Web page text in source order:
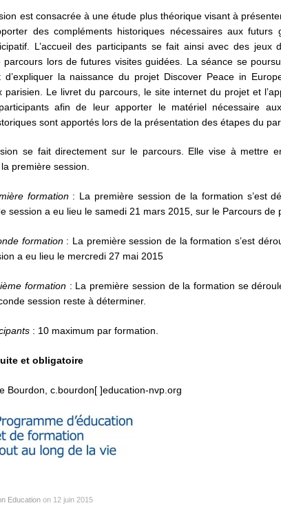
est consacrée à une étude plus théorique visant à
des compléments historiques nécessaires aux futurs
L’accueil des participants se fait ainsi avec des jeux
parcours lors de futures visites guidées. La séance se
d’expliquer la naissance du projet Discover Peace in
parisien. Le livret du parcours, le site internet du projet et
afin de leur apporter le matériel nécessaire
sont apportés lors de la présentation des étapes du
se fait directement sur le parcours. Elle vise à mettre
première session.
formation: La première session de la formation s’est
session a eu lieu le samedi 21 mars 2015, sur le Parcours de
formation: La première session de la formation s’est
a eu lieu le mercredi 27 mai 2015
formation: La première session de la formation se
session reste à déterminer.
: 10 maximum par formation.
et obligatoire
Bourdon, c.bourdon[ ]education-nvp.org
Education on 12 juin 2015